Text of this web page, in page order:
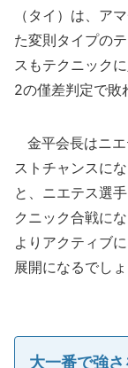
（タイ）は、ア
た変則タイプの
スもテクニック
2の僅差判定で敗
金平会長はニエ
ストチャンスに
と、ニエテス選
クニック合戦に
よりアクティブ
展開になるでし
大一番で強